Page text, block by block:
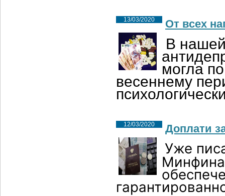
13/03/2020 От всех
В
могла
весеннему
12/03/2020 Доплати
Уже